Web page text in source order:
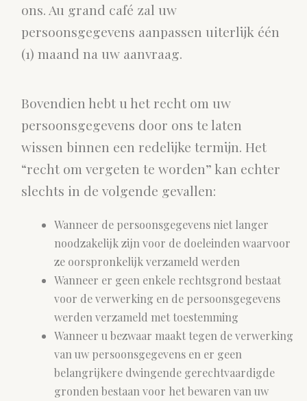
ons. Au grand café zal uw
persoonsgegevens aanpassen uiterlijk één
(1) maand na uw aanvraag.
Bovendien hebt u het recht om uw
persoonsgegevens door ons te laten
wissen binnen een redelijke termijn. Het
“recht om vergeten te worden” kan echter
slechts in de volgende gevallen:
Wanneer de persoonsgegevens niet langer
noodzakelijk zijn voor de doeleinden waarvoor
ze oorspronkelijk verzameld werden
Wanneer er geen enkele rechtsgrond bestaat
voor de verwerking en de persoonsgegevens
werden verzameld met toestemming
Wanneer u bezwaar maakt tegen de verwerking
van uw persoonsgegevens en er geen
belangrijkere dwingende gerechtvaardigde
gronden bestaan voor het bewaren van uw